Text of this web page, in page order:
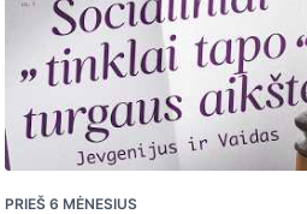
PRIEŠ 6 MĖNESIUS